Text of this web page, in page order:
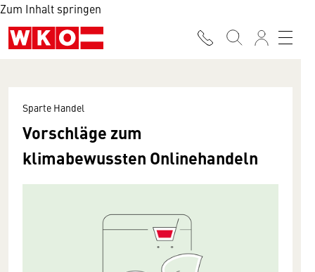
Zum Inhalt springen
Sparte Handel
Vorschläge zum
klimabewussten Onlinehandeln